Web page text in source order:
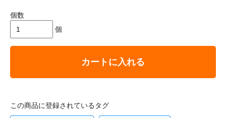
個数
個
カートに入れる
この商品に登録されているタグ